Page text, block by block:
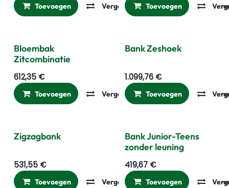
Toevoegen Vergelijken Toevoegen aan
Toevoegen
Bloembak
Zitcombinatie
612,35 €
Toevoegen Vergelijken Toevoegen aan
Bank Zeshoek
1.099,76€
Toevoegen
Zigzagbank
531,55 €
Toevoegen Vergelijken Toevoegen aan
Bank Junior-Teens
zonder leuning
419,67€
Toevoegen